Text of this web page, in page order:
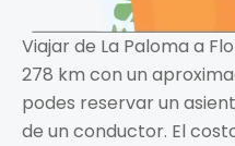
Viajar de La Paloma a
278 km con un
podes reservar un
de un conductor. El